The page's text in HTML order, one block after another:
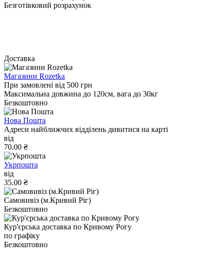
Безготівковий розрахунок
Доставка
Магазини Rozetka
При замовлені від 500 грн
Максимальна довжина до 120см, вага до 30кг
Безкоштовно
Нова Пошта
Адреси найближчих відділень дивитися на карті
від
70.00 ₴
Укрпошта
від
35.00 ₴
Самовивіз (м.Кривий Ріг)
Безкоштовно
Кур'єрська доставка по Кривому Рогу
по графіку
Безкоштовно